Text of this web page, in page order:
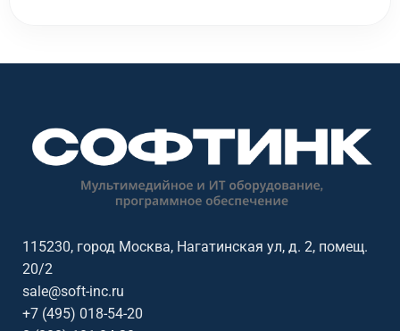
115230, город Москва, Нагатинская ул, д. 2, помещ.
20/2
sale@soft-inc.ru
+7 (495) 018-54-20